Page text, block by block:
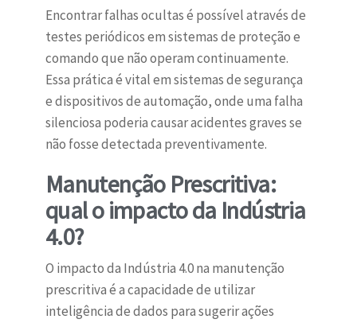
Encontrar falhas ocultas é possível através de
testes periódicos em sistemas de proteção e
comando que não operam continuamente.
Essa prática é vital em sistemas de segurança
e dispositivos de automação, onde uma falha
silenciosa poderia causar acidentes graves se
não fosse detectada preventivamente.
Manutenção Prescritiva:
qual o impacto da Indústria
4.0?
O impacto da Indústria 4.0 na manutenção
prescritiva é a capacidade de utilizar
inteligência de dados para sugerir ações